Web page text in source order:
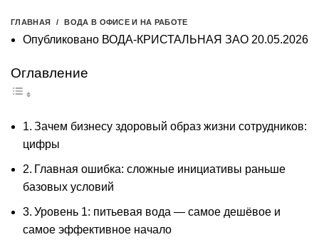
ГЛАВНАЯ ВОДА В ОФИСЕ И НА РАБОТЕ
Опубликовано ВОДА-КРИСТАЛЬНАЯ ЗАО 20.05.2026
Оглавление
Зачем бизнесу здоровый образ жизни сотрудников:
цифры
Главная ошибка: сложные инициативы раньше
базовых условий
Уровень 1: питьевая вода — самое дешёвое и
самое эффективное начало